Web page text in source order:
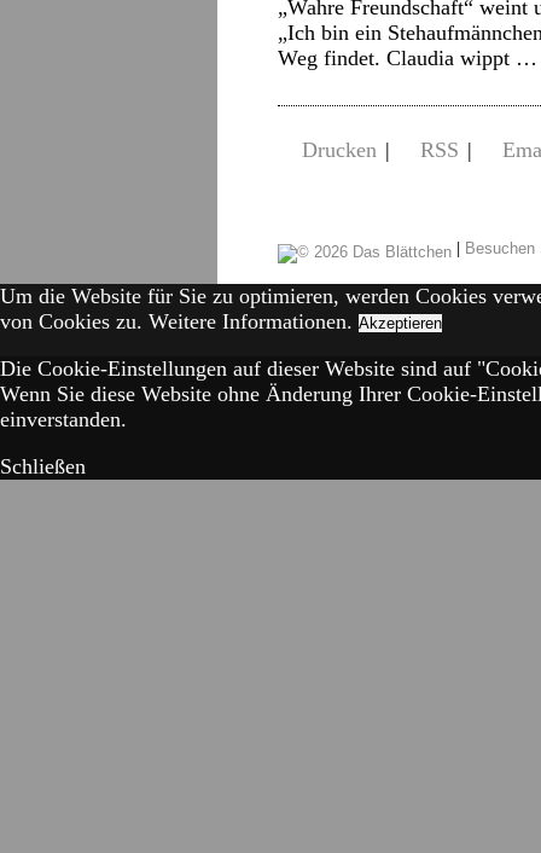
„Wahre Freundschaft“
„Ich bin ein
Weg findet. Claudia wippt
Drucken | RSS |
|
Um die Website für Sie zu optimieren, werden Cookies
von Cookies zu. Weitere Informationen. Akzeptieren
Die Cookie-Einstellungen auf dieser Website sind auf
Wenn Sie diese Website ohne Änderung Ihrer Cookie-
einverstanden.
Schließen